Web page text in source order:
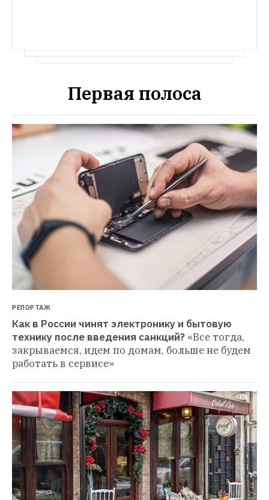
Первая полоса
РЕПОРТАЖ
Как в России чинят электронику и бытовую
технику после введения санкций? «Все тогда,
закрываемся, идем по домам, больше не будем
работать в сервисе»